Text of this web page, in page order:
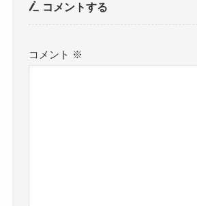
コメントする
コメント ※